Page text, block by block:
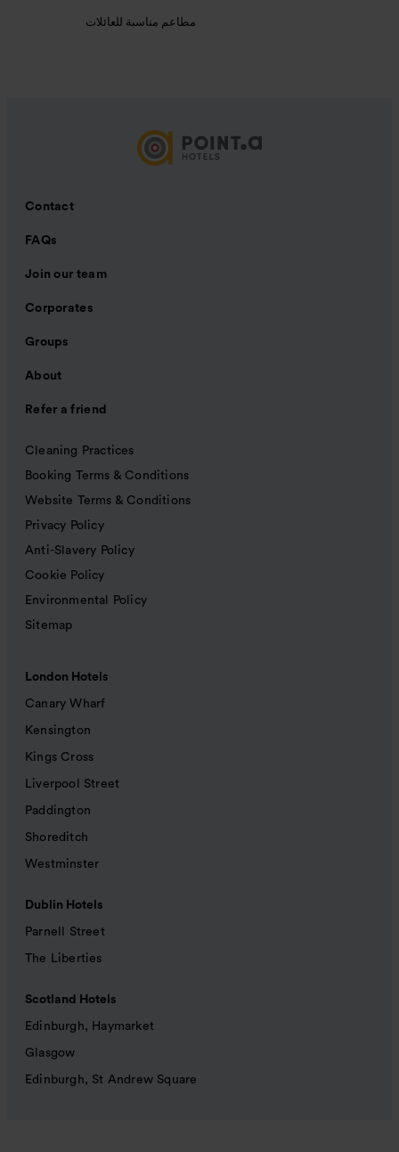
مطاعم مناسبة للعائلات
Contact
FAQs
Join our team
Corporates
Groups
About
Refer a friend
Cleaning Practices
Booking Terms & Conditions
Website Terms & Conditions
Privacy Policy
Anti-Slavery Policy
Cookie Policy
Environmental Policy
Sitemap
London Hotels
Canary Wharf
Kensington
Kings Cross
Liverpool Street
Paddington
Shoreditch
Westminster
Dublin Hotels
Parnell Street
The Liberties
Scotland Hotels
Edinburgh, Haymarket
Glasgow
Edinburgh, St Andrew Square